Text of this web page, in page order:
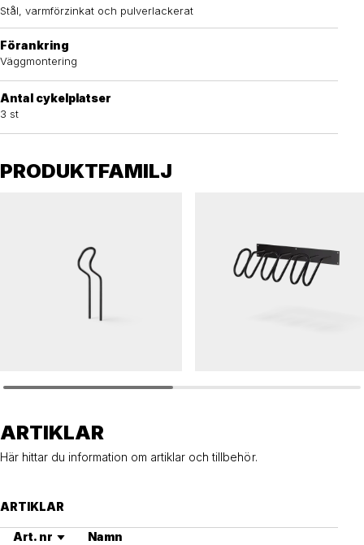
Stål, varmförzinkat och pulverlackerat
Förankring
Väggmontering
Antal cykelplatser
3 st
PRODUKTFAMILJ
ARTIKLAR
Här hittar du information om artiklar och tillbehör.
ARTIKLAR
Art. nr
Namn